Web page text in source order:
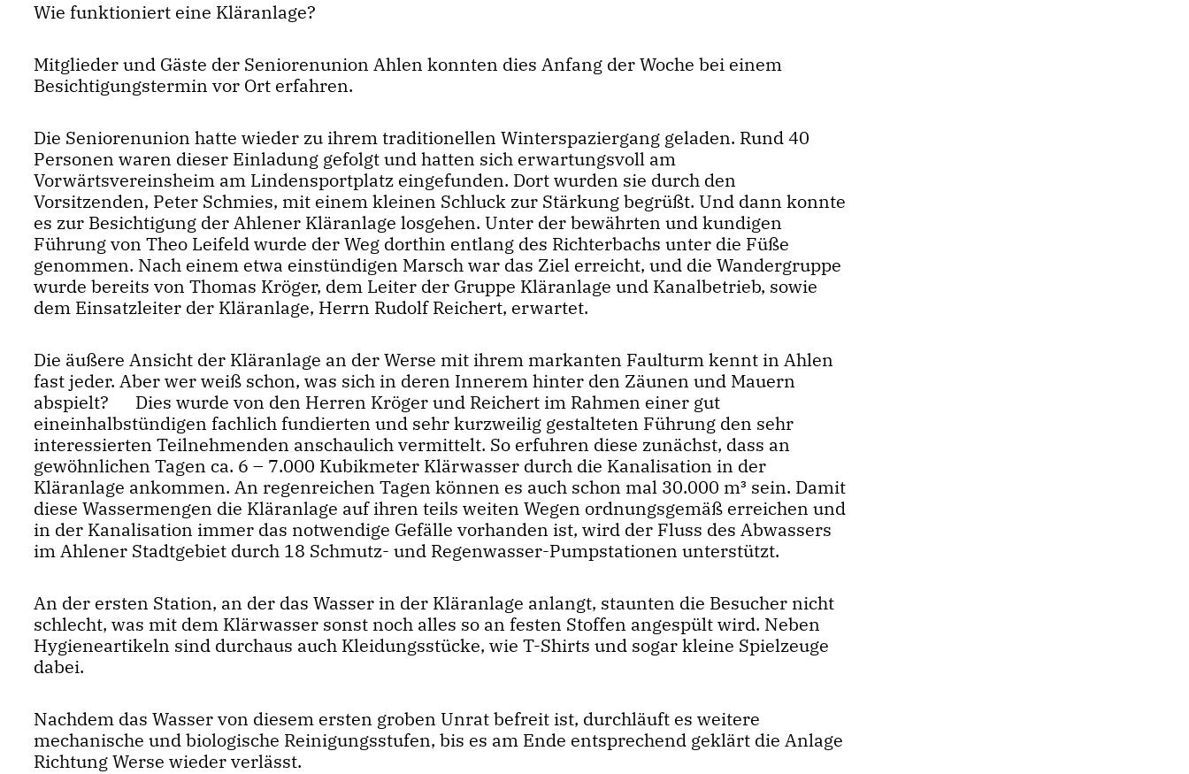
Wie funktioniert eine Kläranlage?
Mitglieder und Gäste der Seniorenunion Ahlen konnten dies Anfang der Woche bei einem
Besichtigungstermin vor Ort erfahren.
Die Seniorenunion hatte wieder zu ihrem traditionellen Winterspaziergang geladen. Rund 40
Personen waren dieser Einladung gefolgt und hatten sich erwartungsvoll am
Vorwärtsvereinsheim am Lindensportplatz eingefunden. Dort wurden sie durch den
Vorsitzenden, Peter Schmies, mit einem kleinen Schluck zur Stärkung begrüßt. Und dann konnte
es zur Besichtigung der Ahlener Kläranlage losgehen. Unter der bewährten und kundigen
Führung von Theo Leifeld wurde der Weg dorthin entlang des Richterbachs unter die Füße
genommen. Nach einem etwa einstündigen Marsch war das Ziel erreicht, und die Wandergruppe
wurde bereits von Thomas Kröger, dem Leiter der Gruppe Kläranlage und Kanalbetrieb, sowie
dem Einsatzleiter der Kläranlage, Herrn Rudolf Reichert, erwartet.
Die äußere Ansicht der Kläranlage an der Werse mit ihrem markanten Faulturm kennt in Ahlen
fast jeder. Aber wer weiß schon, was sich in deren Innerem hinter den Zäunen und Mauern
abspielt? Dies wurde von den Herren Kröger und Reichert im Rahmen einer gut
eineinhalbstündigen fachlich fundierten und sehr kurzweilig gestalteten Führung den sehr
interessierten Teilnehmenden anschaulich vermittelt. So erfuhren diese zunächst, dass an
gewöhnlichen Tagen ca. 6 – 7.000 Kubikmeter Klärwasser durch die Kanalisation in der
Kläranlage ankommen. An regenreichen Tagen können es auch schon mal 30.000 m³ sein. Damit
diese Wassermengen die Kläranlage auf ihren teils weiten Wegen ordnungsgemäß erreichen und
in der Kanalisation immer das notwendige Gefälle vorhanden ist, wird der Fluss des Abwassers
im Ahlener Stadtgebiet durch 18 Schmutz- und Regenwasser-Pumpstationen unterstützt.
An der ersten Station, an der das Wasser in der Kläranlage anlangt, staunten die Besucher nicht
schlecht, was mit dem Klärwasser sonst noch alles so an festen Stoffen angespült wird. Neben
Hygieneartikeln sind durchaus auch Kleidungsstücke, wie T-Shirts und sogar kleine Spielzeuge
dabei.
Nachdem das Wasser von diesem ersten groben Unrat befreit ist, durchläuft es weitere
mechanische und biologische Reinigungsstufen, bis es am Ende entsprechend geklärt die Anlage
Richtung Werse wieder verlässt.